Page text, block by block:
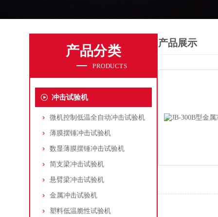
产品分类
PRODUCTS
冲击试验机
微机控制低温全自动冲击试验机
薄膜摆锤冲击试验机
数显薄膜摆锤冲击试验机
简支梁冲击试验机
悬臂梁冲击试验机
金属冲击试验机
塑料低温脆性试验机
产品展示